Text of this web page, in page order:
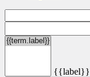
{{label}}